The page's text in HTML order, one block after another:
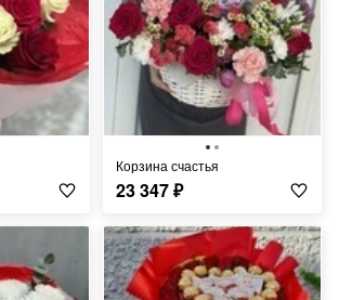
Корзина счастья
23 347₽